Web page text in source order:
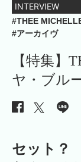
INTERVIEW
#THEE
#アーカイヴ
【特集】
ヤ・ブル
セット